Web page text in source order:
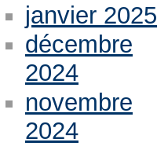
janvier 2025
décembre
2024
novembre
2024